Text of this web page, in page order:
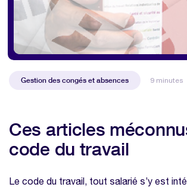
Gestion des congés et absences 9 minutes
Ces articles
code du travail
Le code du travail, tout salarié s’y est